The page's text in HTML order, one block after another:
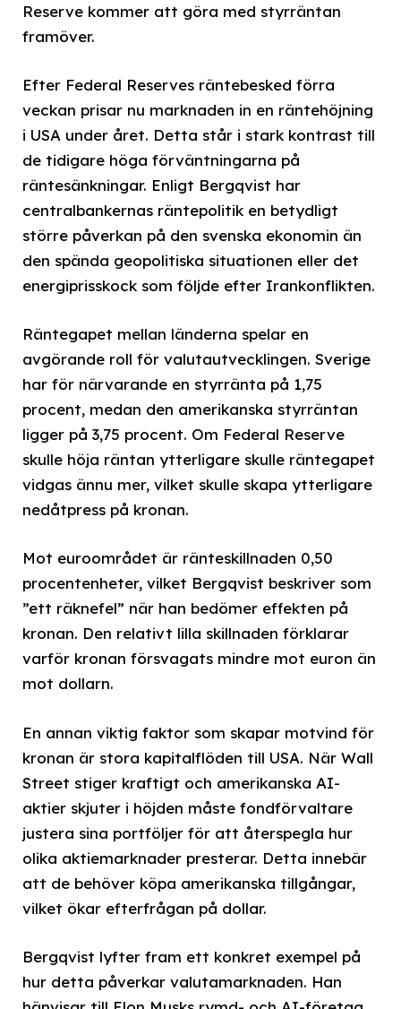
Reserve kommer att göra med styrräntan
framöver.
Efter Federal Reserves räntebesked förra
veckan prisar nu marknaden in en räntehöjning
i USA under året. Detta står i stark kontrast till
de tidigare höga förväntningarna på
räntesänkningar. Enligt Bergqvist har
centralbankernas räntepolitik en betydligt
större påverkan på den svenska ekonomin än
den spända geopolitiska situationen eller det
energiprisskock som följde efter Irankonflikten.
Räntegapet mellan länderna spelar en
avgörande roll för valutautvecklingen. Sverige
har för närvarande en styrränta på 1,75
procent, medan den amerikanska styrräntan
ligger på 3,75 procent. Om Federal Reserve
skulle höja räntan ytterligare skulle räntegapet
vidgas ännu mer, vilket skulle skapa ytterligare
nedåtpress på kronan.
Mot euroområdet är ränteskillnaden 0,50
procentenheter, vilket Bergqvist beskriver som
”ett räknefel” när han bedömer effekten på
kronan. Den relativt lilla skillnaden förklarar
varför kronan försvagats mindre mot euron än
mot dollarn.
En annan viktig faktor som skapar motvind för
kronan är stora kapitalflöden till USA. När Wall
Street stiger kraftigt och amerikanska AI-
aktier skjuter i höjden måste fondförvaltare
justera sina portföljer för att återspegla hur
olika aktiemarknader presterar. Detta innebär
att de behöver köpa amerikanska tillgångar,
vilket ökar efterfrågan på dollar.
Bergqvist lyfter fram ett konkret exempel på
hur detta påverkar valutamarknaden. Han